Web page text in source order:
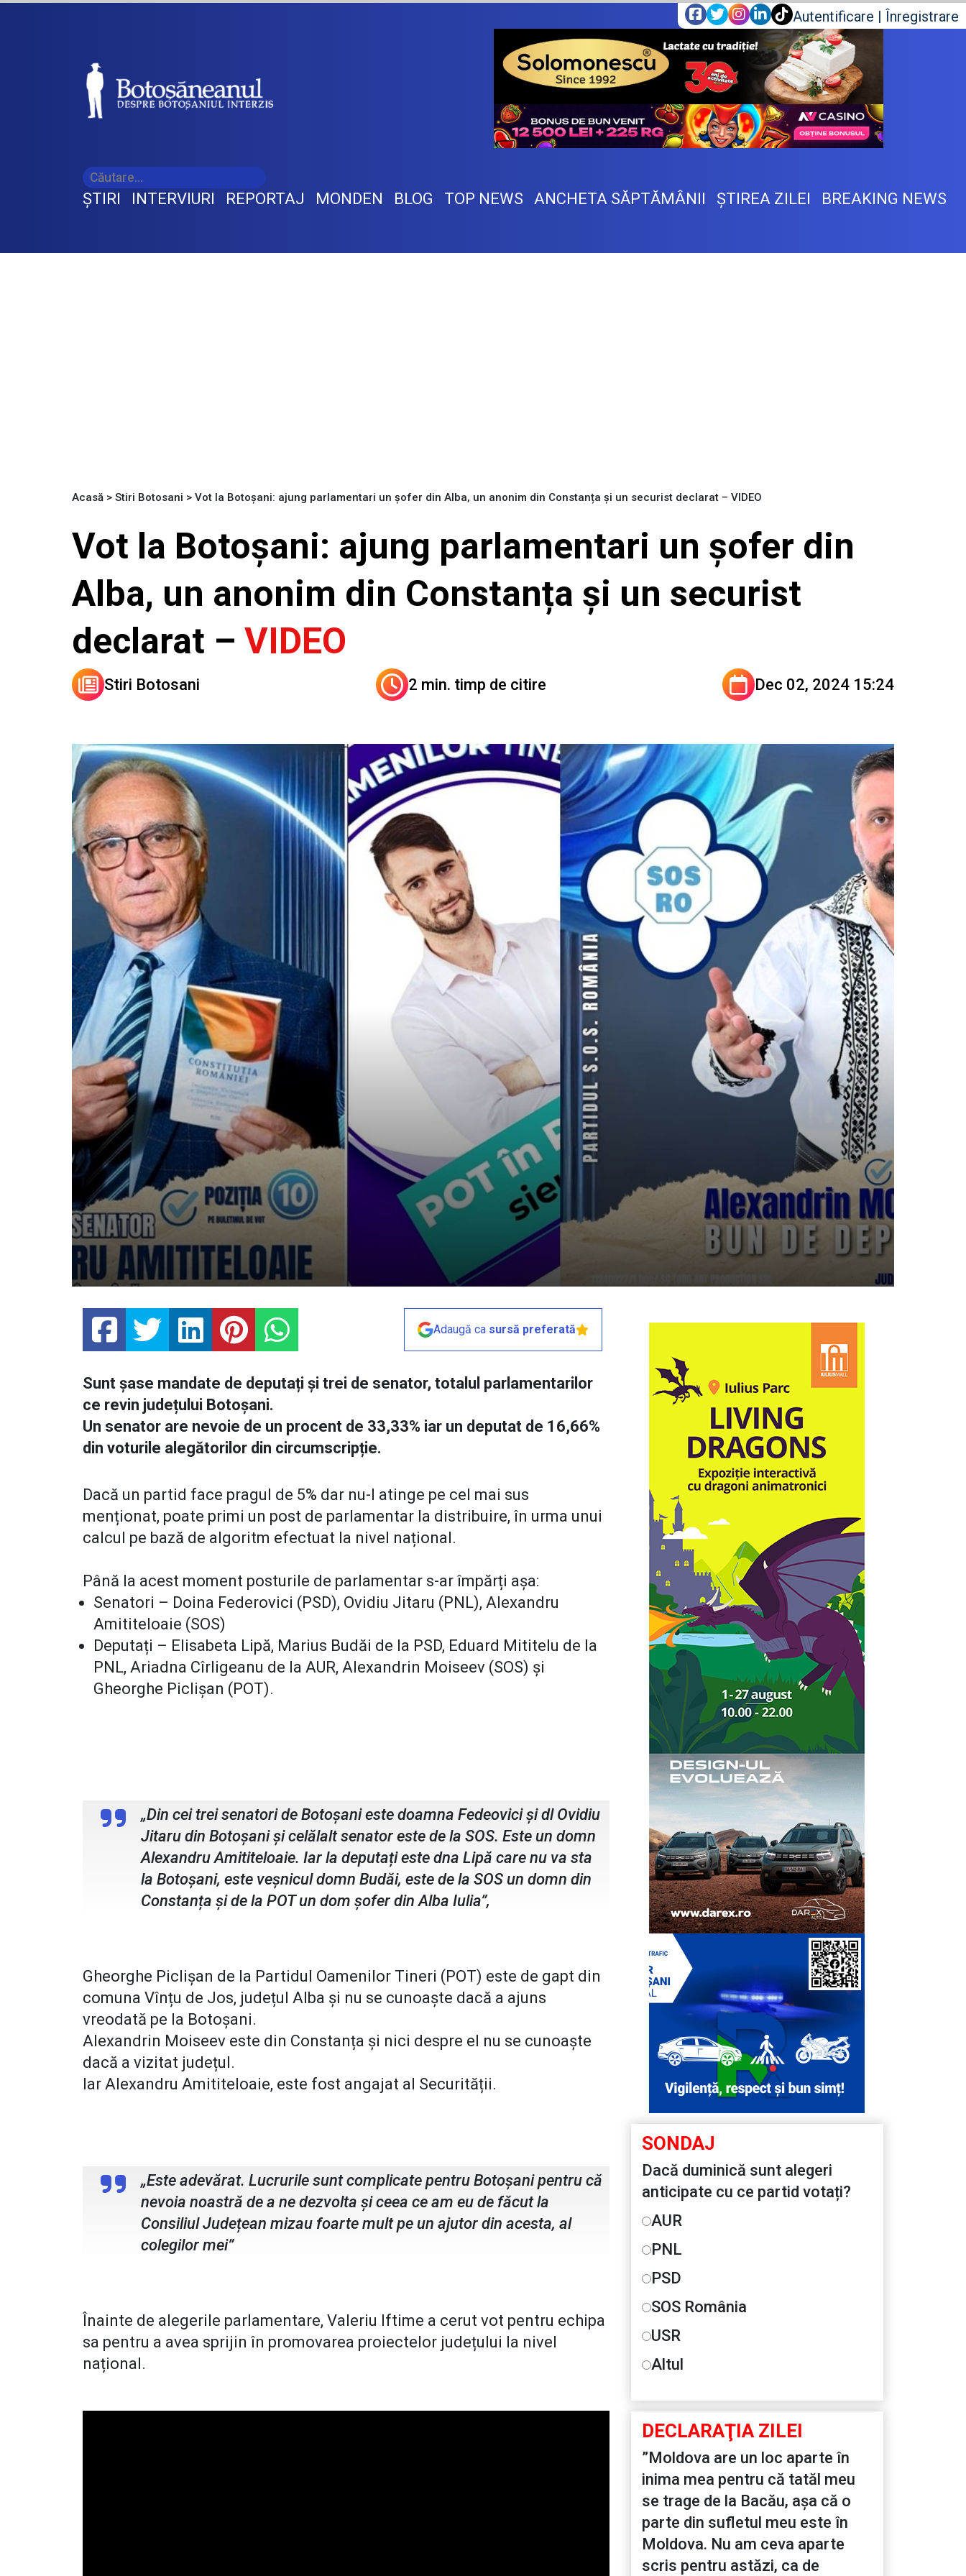
Autentificare | Înregistrare
ŞTIRI INTERVIURI REPORTAJ MONDEN BLOG TOP NEWS ANCHETA SĂPTĂMÂNII ŞTIREA ZILEI BREAKING NEWS
Acasă > Stiri Botosani > Vot la Botoșani: ajung parlamentari un șofer din Alba, un anonim din Constanța și un securist declarat – VIDEO
Vot la Botoșani: ajung parlamentari un șofer din
Alba, un anonim din Constanța și un securist
declarat – VIDEO
Stiri Botosani 2 min. timp de citire Dec 02, 2024 15:24
Adaugă ca sursă preferată
Sunt șase mandate de deputați și trei de senator, totalul parlamentarilor
ce revin județului Botoșani.
Un senator are nevoie de un procent de 33,33% iar un deputat de 16,66%
din voturile alegătorilor din circumscripție.
Dacă un partid face pragul de 5% dar nu-l atinge pe cel mai sus
menționat, poate primi un post de parlamentar la distribuire, în urma unui
calcul pe bază de algoritm efectuat la nivel național.
Până la acest moment posturile de parlamentar s-ar împărți așa:
Senatori – Doina Federovici (PSD), Ovidiu Jitaru (PNL), Alexandru
Amititeloaie (SOS)
Deputați – Elisabeta Lipă, Marius Budăi de la PSD, Eduard Mititelu de la
PNL, Ariadna Cîrligeanu de la AUR, Alexandrin Moiseev (SOS) și
Gheorghe Piclișan (POT).
„Din cei trei senatori de Botoșani este doamna Fedeovici și dl Ovidiu
Jitaru din Botoșani și celălalt senator este de la SOS. Este un domn
Alexandru Amititeloaie. Iar la deputați este dna Lipă care nu va sta
la Botoșani, este veșnicul domn Budăi, este de la SOS un domn din
Constanța și de la POT un dom șofer din Alba Iulia”,
Gheorghe Piclișan de la Partidul Oamenilor Tineri (POT) este de gapt din
comuna Vînțu de Jos, județul Alba și nu se cunoaște dacă a ajuns
vreodată pe la Botoșani.
Alexandrin Moiseev este din Constanța și nici despre el nu se cunoaște
dacă a vizitat județul.
Iar Alexandru Amititeloaie, este fost angajat al Securității.
„Este adevărat. Lucrurile sunt complicate pentru Botoșani pentru că
nevoia noastră de a ne dezvolta și ceea ce am eu de făcut la
Consiliul Județean mizau foarte mult pe un ajutor din acesta, al
colegilor mei”
Înainte de alegerile parlamentare, Valeriu Iftime a cerut vot pentru echipa
sa pentru a avea sprijin în promovarea proiectelor județului la nivel
național.
SONDAJ
Dacă duminică sunt alegeri
anticipate cu ce partid votați?
AUR
PNL
PSD
SOS România
USR
Altul
DECLARAŢIA ZILEI
”Moldova are un loc aparte în
inima mea pentru că tatăl meu
se trage de la Bacău, așa că o
parte din sufletul meu este în
Moldova. Nu am ceva aparte
scris pentru astăzi, ca de